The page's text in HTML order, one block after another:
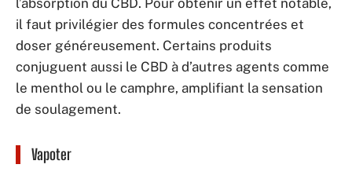
il faut privilégier des formules concentrées et
doser généreusement. Certains produits
conjuguent aussi le CBD à d’autres agents comme
le menthol ou le camphre, amplifiant la sensation
de soulagement.
Vapoter